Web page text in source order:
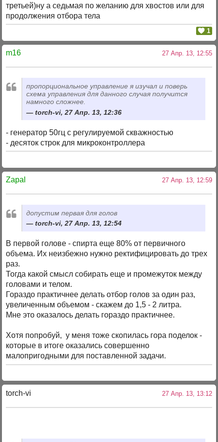
третьей)ну а седьмая по желанию для хвостов или для
продолжения отбора тела
1
m16 27 Апр. 13, 12:55
пропорциональное управление я изучал и поверь
схема управления для данного случая получится
намного сложнее.
torch-vi, 27 Апр. 13, 12:36
- генератор 50гц с регулируемой скважностью
- десяток строк для микроконтроллера
Zapal 27 Апр. 13, 12:59
допустим первая для голов
torch-vi, 27 Апр. 13, 12:54
В первой голове - спирта еще 80% от первичного
объема. Их неизбежно нужно ректифицировать до трех
раз.
Тогда какой смысл собирать еще и промежуток между
головами и телом.
Гораздо практичнее делать отбор голов за один раз,
увеличенным объемом - скажем до 1,5 - 2 литра.
Мне это оказалось делать гораздо практичнее.
Хотя попробуй, у меня тоже скопилась гора поделок -
которые в итоге оказались совершенно
малопригодными для поставленной задачи.
torch-vi 27 Апр. 13, 13:12